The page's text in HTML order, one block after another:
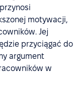
motywacji,
Jej
przyciągać do
argument
w